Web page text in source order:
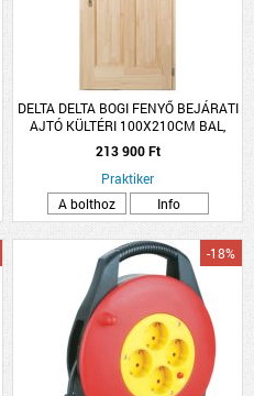
DELTA DELTA BOGI FENYŐ BEJÁRATI
AJTÓ KÜLTÉRI 100X210CM BAL,
PUNTÓ ÜVEGGEL
213 900 Ft
Praktiker
A bolthoz
Info
-18%